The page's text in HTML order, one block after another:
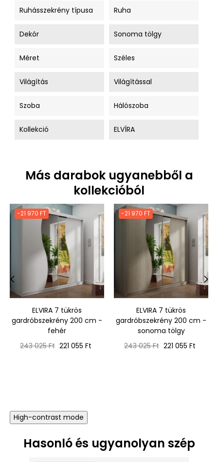
Ruhásszekrény típusa Ruha
Dekór Sonoma tölgy
Méret Széles
Világítás Világítással
Szoba Hálószoba
Kollekció ELVÍRA
Más darabok ugyanebből a
kollekcióból
-21 970 FT
ELVIRA 7 tükrös
gardróbszekrény 200 cm -
fehér
Normál
243 025 Ft Ár
221 055 Ft
-21 970 FT
ELVIRA 7 tükrös
gardróbszekrény 200 cm -
sonoma tölgy
Normál
243 025 Ft Ár
221 055 Ft
‹ ›
High-contrast mode
Hasonló és ugyanolyan szép